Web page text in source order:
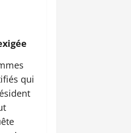
qui